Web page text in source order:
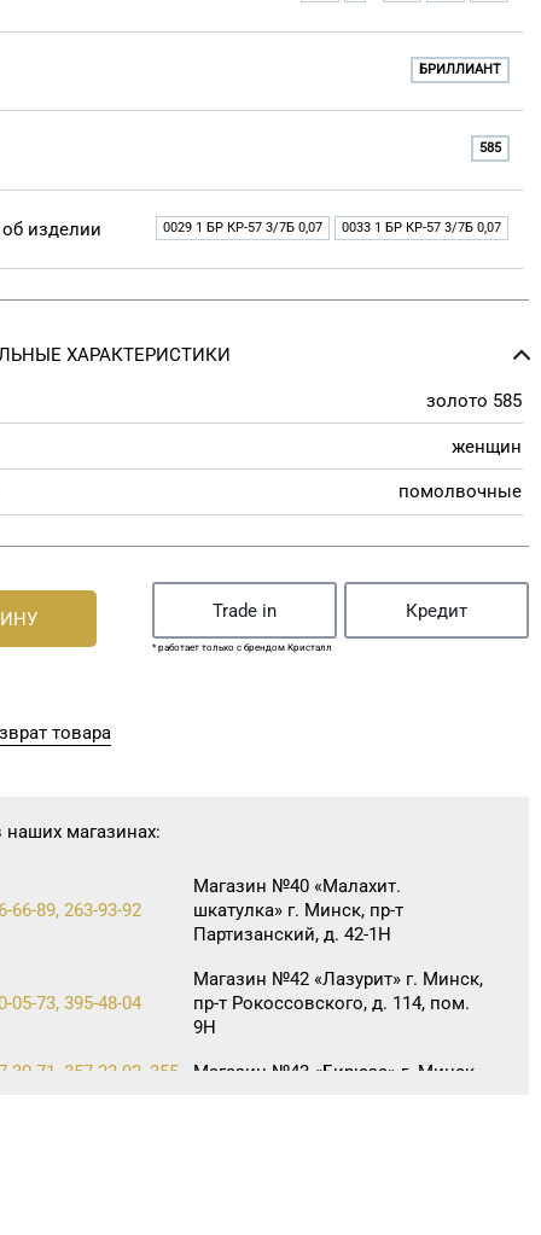
БРИЛЛИАНТ
585
изделии 0029 1 БР КР-57 3/7Б 0,07 0033 1 БР КР-57 3/7Б 0,07
ХАРАКТЕРИСТИКИ
золото 585
женщин
помолвочные
Trade in Кредит
* работает только с брендом Кристалл
товара
наших магазинах:
66-89, 263-93-92
Магазин №40 «Малахит.
шкатулка» г. Минск, пр-т
Партизанский, д. 42-1Н
05-73, 395-48-04
Магазин №42 «Лазурит» г. Минск,
пр-т Рокоссовского, д. 114, пом.
9Н
30-71, 357-23-92, 355-
Магазин №43 «Бирюза» г. Минск,